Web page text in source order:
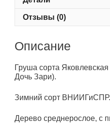
Отзывы (0)
Описание
Груша сорта
Дочь Зари).
Зимний сорт
Дерево среднерослое, с